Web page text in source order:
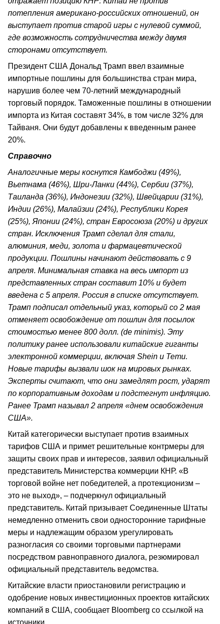
потепления американо-российских отношений, он
выступает против старой игры с нулевой суммой,
где возможность сотрудничества между двумя
сторонами отсутствует.
Президент США Дональд Трамп ввел взаимные
импортные пошлины для большинства стран мира,
нарушив более чем 70-летний международный
торговый порядок. Таможенные пошлины в отношении
импорта из Китая составят 34%, в том числе 32% для
Тайваня. Они будут добавлены к введенным ранее
20%.
Справочно
Аналогичные меры коснутся Камбоджи (49%),
Вьетнама (46%), Шри-Ланки (44%), Сербии (37%),
Таиланда (36%), Индонезии (32%), Швейцарии (31%),
Индии (26%), Малайзии (24%), Республики Корея
(25%), Японии (24%), стран Евросоюза (20%) и других
стран. Исключения Трамп сделал для стали,
алюминия, меди, золота и фармацевтической
продукции. Пошлины начинают действовать с 9
апреля. Минимальная ставка на весь импорт из
представленных стран составит 10% и будет
введена с 5 апреля. Россия в списке отсутствует.
Трамп подписал отдельный указ, который со 2 мая
отменяет освобождение от пошлин для посылок
стоимостью менее 800 долл. (de minimis). Эту
политику ранее использовали китайские гиганты
электронной коммерции, включая Shein и Temu.
Новые тарифы вызвали шок на мировых рынках.
Эксперты считают, что они замедлят рост, ударят
по корпоративным доходам и подстегнут инфляцию.
Ранее Трамп называл 2 апреля «днем освобождения
США».
Китай категорически выступает против взаимных
тарифов США и примет решительные контрмеры для
защиты своих прав и интересов, заявил официальный
представитель Министерства коммерции КНР. «В
торговой войне нет победителей, а протекционизм –
это не выход», – подчеркнул официальный
представитель. Китай призывает Соединенные Штаты
немедленно отменить свои односторонние тарифные
меры и надлежащим образом урегулировать
разногласия со своими торговыми партнерами
посредством равноправного диалога, резюмировал
официальный представитель ведомства.
Китайские власти приостановили регистрацию и
одобрение новых инвестиционных проектов китайских
компаний в США, сообщает Bloomberg со ссылкой на